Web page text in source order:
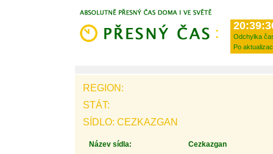
Odchylka
Po
REGION:
STÁT:
SÍDLO: CEZKAZGAN
Název sídla:
Cezkazgan